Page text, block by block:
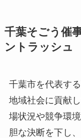
千葉そごう催
ントラッシュ
千葉市を代表す
地域社会に貢献
場状況や競争環
胆な決断を下し、